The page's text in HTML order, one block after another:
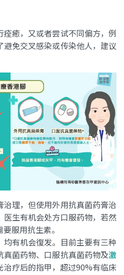
癒，又或者尝试不同偏方，例
免交叉感染或传染他人，建议
理，但使用外用抗真菌药膏治
生有机会处方口服药物，若然
服用抗生素。
有机会復发。目前主要有三种
菌药物、口服抗真菌药物及激
治疗后的指甲，超过90%有临床